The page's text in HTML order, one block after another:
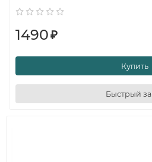
1490₽
Купить
Быстрый